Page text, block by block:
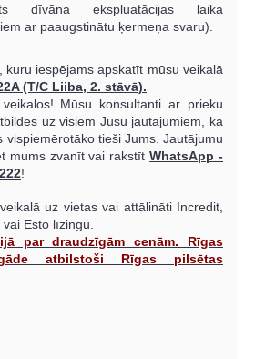
dīvāna ekspluatācijas laika
ar paaugstinātu ķermeņa svaru).
kuru iespējams apskatīt mūsu veikalā
(T/C Liiba, 2. stāvā).
Mūsu konsultanti ar prieku
uz visiem Jūsu jautājumiem, kā
vispiemērotāko tieši Jums. Jautājumu
mums zvanīt vai rakstītWhatsApp -
!
uz vietas vai attālināti Incredit,
Esto līzingu.
par draudzīgām cenām. Rīgas
atbilstoši Rīgas pilsētas